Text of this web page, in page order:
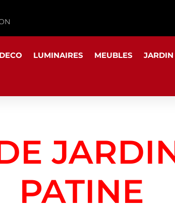
DECO LUMINAIRES MEUBLES JARDIN
PATINE